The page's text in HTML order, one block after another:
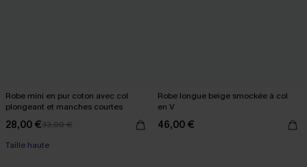
Robe mini en pur coton avec col
plongeant et manches courtes
28,00 €33,00 €
Taille haute
Robe longue beige smockée à col
en V
46,00 €